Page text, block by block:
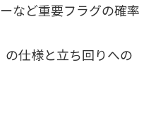
など重要フラグの確率
仕様と立ち回りへの